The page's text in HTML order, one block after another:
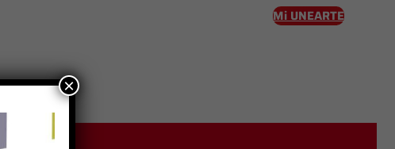
Mi UNEARTE
Ingreso ×